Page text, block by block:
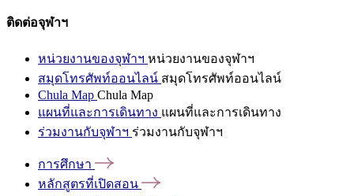
ติดต่อจุฬาฯ
หน่วยงานของจุฬาฯ หน่วยงานของจุฬาฯ
สมุดโทรศัพท์ออนไลน์ สมุดโทรศัพท์ออนไลน์
Chula Map Chula Map
แผนที่และการเดินทาง แผนที่และการเดินทาง
ร่วมงานกับจุฬาฯ ร่วมงานกับจุฬาฯ
การศึกษา
หลักสูตรที่เปิดสอน